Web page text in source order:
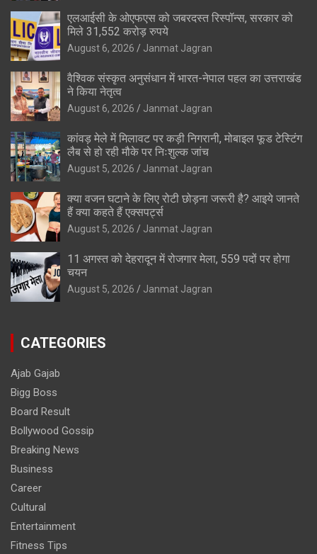
एलआईसी के ओएफएस को जबरदस्त रिस्पॉन्स, सरकार को
मिले 31,552 करोड़ रुपये
August 6, 2026 Janmat Jagran
वैश्विक संस्कृत अनुसंधान में भारत-नेपाल पहल का उत्तराखंड
ने किया नेतृत्व
August 6, 2026 Janmat Jagran
कांवड़ मेले में मिलावट पर कड़ी निगरानी, मोबाइल फूड टेस्टिंग
लैब से हो रही मौके पर निःशुल्क जांच
August 5, 2026 Janmat Jagran
क्या वजन घटाने के लिए रोटी छोड़ना जरूरी है? आइये जानते
हैं क्या कहते हैं एक्सपर्ट्स
August 5, 2026 Janmat Jagran
11 अगस्त को देहरादून में रोजगार मेला, 559 पदों पर होगा
चयन
August 5, 2026 Janmat Jagran
CATEGORIES
Ajab Gajab
Bigg Boss
Board Result
Bollywood Gossip
Breaking News
Business
Career
Cultural
Entertainment
Fitness Tips